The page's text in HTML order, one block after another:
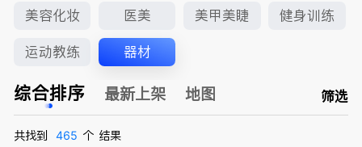
美容化妆 医美 美甲美睫 健身训练
运动教练 器材
综合排序 最新上架 地图 筛选
共找到 465 个 结果